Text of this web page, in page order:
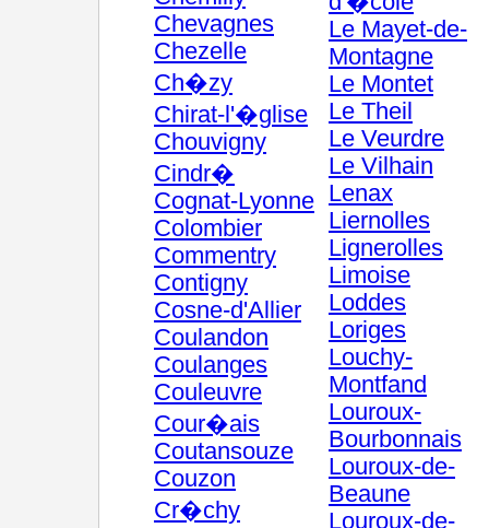
Chevagnes
Chezelle
Ch�zy
Chirat-l'�glise
Chouvigny
Cindr�
Cognat-Lyonne
Colombier
Commentry
Contigny
Cosne-d'Allier
Coulandon
Coulanges
Couleuvre
Cour�ais
Coutansouze
Couzon
Cr�chy
Le Mayet-de-
Montagne
Le Montet
Le Theil
Le Veurdre
Le Vilhain
Lenax
Liernolles
Lignerolles
Limoise
Loddes
Loriges
Louchy-
Montfand
Louroux-
Bourbonnais
Louroux-de-
Beaune
Louroux-de-